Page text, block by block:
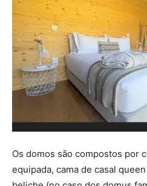
Os domos são compostos por
equipada, cama de casal